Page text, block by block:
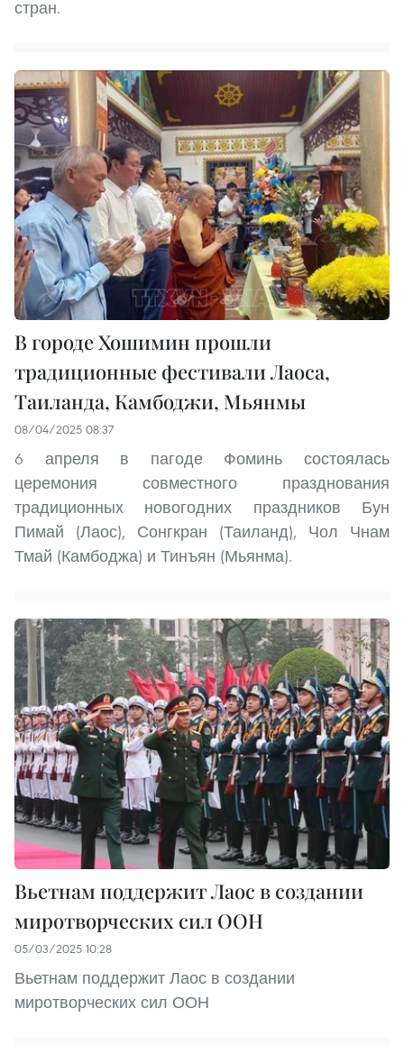
стран.
В городе Хошимин прошли
традиционные фестивали Лаоса,
Таиланда, Камбоджи, Мьянмы
08/04/2025 08:37
6 апреля в пагоде Фоминь состоялась
церемония совместного празднования
традиционных новогодних праздников Бун
Пимай (Лаос), Сонгкран (Таиланд), Чол Чнам
Тмай (Камбоджа) и Тинъян (Мьянма).
Вьетнам поддержит Лаос в создании
миротворческих сил ООН
05/03/2025 10:28
Вьетнам поддержит Лаос в создании
миротворческих сил ООН